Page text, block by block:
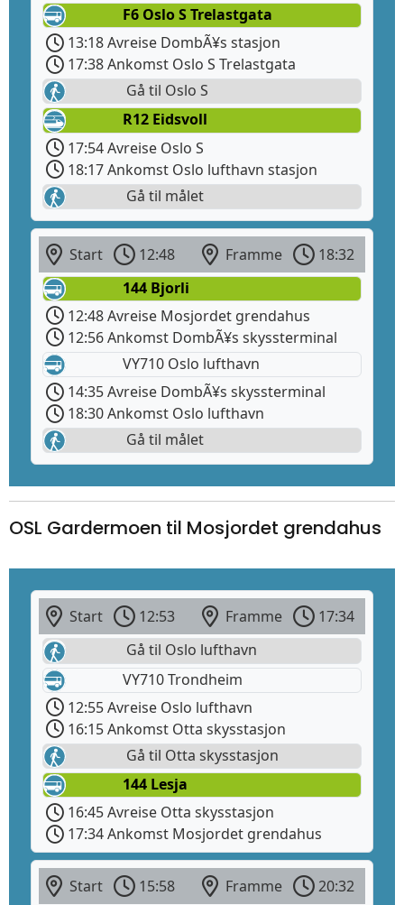
F6 Oslo S Trelastgata
13:18 Avreise DombÃ¥s stasjon
17:38 Ankomst Oslo S Trelastgata
Gå til Oslo S
R12 Eidsvoll
17:54 Avreise Oslo S
18:17 Ankomst Oslo lufthavn stasjon
Gå til målet
Start 12:48 Framme
18:32
144 Bjorli
12:48 Avreise Mosjordet grendahus
12:56 Ankomst DombÃ¥s skyssterminal
VY710 Oslo lufthavn
14:35 Avreise DombÃ¥s skyssterminal
18:30 Ankomst Oslo lufthavn
Gå til målet
OSL Gardermoen til Mosjordet grendahus
Start 12:53 Framme
17:34
Gå til Oslo lufthavn
VY710 Trondheim
12:55 Avreise Oslo lufthavn
16:15 Ankomst Otta skysstasjon
Gå til Otta skysstasjon
144 Lesja
16:45 Avreise Otta skysstasjon
17:34 Ankomst Mosjordet grendahus
Start 15:58 Framme 20:32